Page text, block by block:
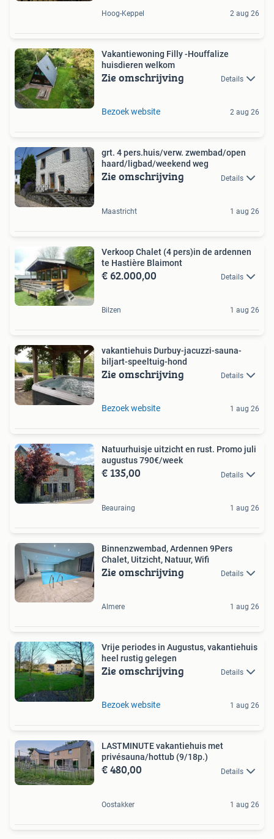
Hoog-Keppel 2 aug 26
Vakantiewoning Filly -Houffalize
huisdieren welkom
Zie omschrijving Details
Bezoek website 2 aug 26
grt. 4 pers.huis/verw. zwembad/open
haard/ligbad/weekend weg
Zie omschrijving Details
Maastricht 1 aug 26
Verkoop Chalet (4 pers)in de ardennen
te Hastière Blaimont
€ 62.000,00 Details
Bilzen 1 aug 26
vakantiehuis Durbuy-jacuzzi-sauna-
biljart-speeltuig-hond
Zie omschrijving Details
Bezoek website 1 aug 26
Natuurhuisje uitzicht en rust. Promo juli
augustus 790€/week
€ 135,00 Details
Beauraing 1 aug 26
Binnenzwembad, Ardennen 9Pers
Chalet, Uitzicht, Natuur, Wifi
Zie omschrijving Details
Almere 1 aug 26
Vrije periodes in Augustus, vakantiehuis
heel rustig gelegen
Zie omschrijving Details
Bezoek website 1 aug 26
LASTMINUTE vakantiehuis met
privésauna/hottub (9/18p.)
€ 480,00 Details
Oostakker 1 aug 26